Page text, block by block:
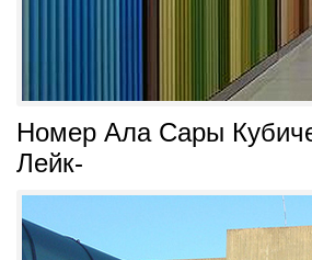
Номер Ала Сары
Лейк-